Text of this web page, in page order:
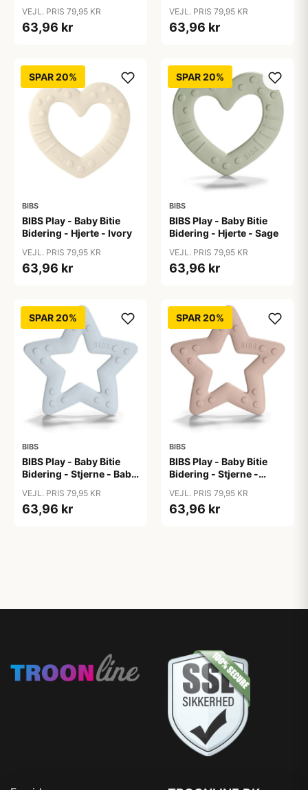
VEJL. PRIS 79,95 KR
63,96 kr
VEJL. PRIS 79,95 KR
63,96 kr
SPAR 20%
BIBS
BIBS Play - Baby Bitie
Bidering - Hjerte - Ivory
VEJL. PRIS 79,95 KR
63,96 kr
SPAR 20%
BIBS
BIBS Play - Baby Bitie
Bidering - Hjerte - Sage
VEJL. PRIS 79,95 KR
63,96 kr
SPAR 20%
BIBS
BIBS Play - Baby Bitie
Bidering - Stjerne - Baby
VEJL. PRIS 79,95 KR
63,96 kr
SPAR 20%
BIBS
BIBS Play - Baby Bitie
Bidering - Stjerne -
VEJL. PRIS 79,95 KR
63,96 kr